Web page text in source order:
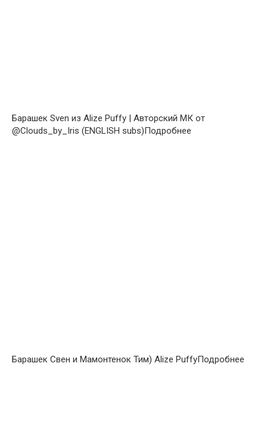
Барашек Sven из Alize Puffy | Авторский МК от
@Clouds_by_Iris (ENGLISH subs)Подробнее
Барашек Свен и Мамонтенок Тим) Alize PuffyПодробнее